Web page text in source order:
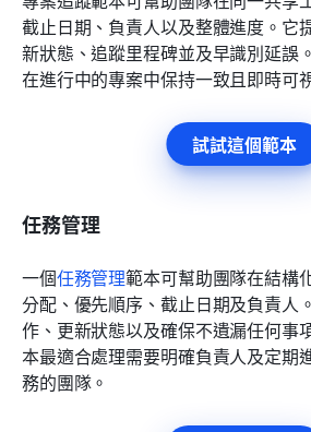
截止日期、負責人以及整體進度。它
新狀態、追蹤里程碑並及早識別延誤
在進行中的專案中保持一致且即時可
試試這個範本
任務管理
一個任務管理範本可幫助團隊在結構
分配、優先順序、截止日期及負責人
作、更新狀態以及確保不遺漏任何事
本最適合處理需要明確負責人及定期
務的團隊。